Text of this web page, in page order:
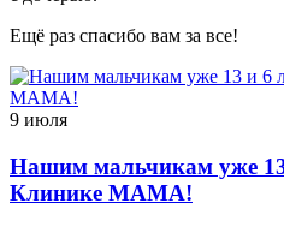
Ещё раз спасибо вам за все!
9 июля
Нашим мальчикам уже
Клинике МАМА!